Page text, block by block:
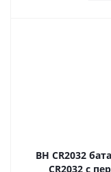
BH CR2032 батарейный отсек для 2х элементов